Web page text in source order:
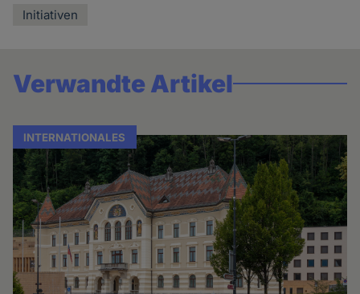
Initiativen
Verwandte Artikel
INTERNATIONALES